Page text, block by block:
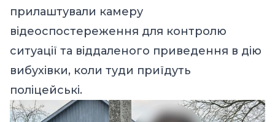
прилаштували камеру
відеоспостереження для контролю
ситуації та віддаленого приведення в дію
вибухівки, коли туди приїдуть
поліцейські.